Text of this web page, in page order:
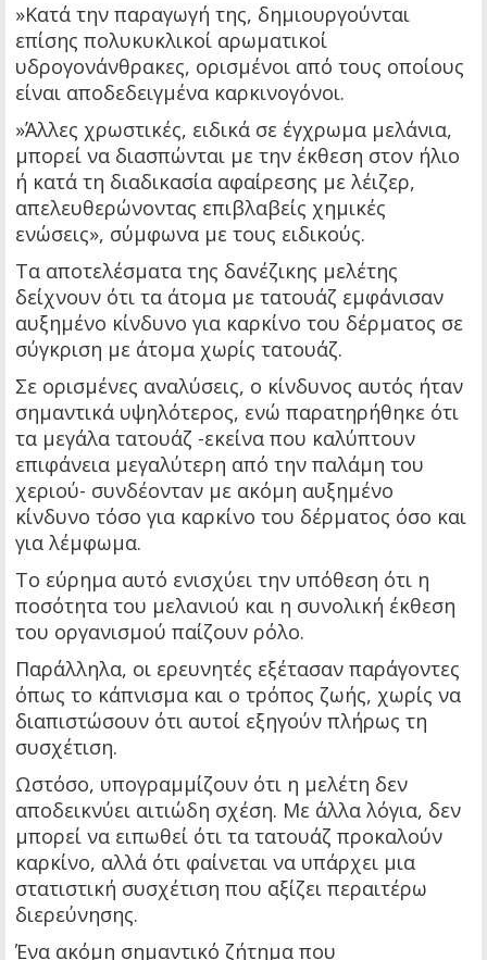
»Κατά την παραγωγή της, δημιουργούνται
επίσης πολυκυκλικοί αρωματικοί
υδρογονάνθρακες, ορισμένοι από τους οποίους
είναι αποδεδειγμένα καρκινογόνοι.
»Άλλες χρωστικές, ειδικά σε έγχρωμα μελάνια,
μπορεί να διασπώνται με την έκθεση στον ήλιο
ή κατά τη διαδικασία αφαίρεσης με λέιζερ,
απελευθερώνοντας επιβλαβείς χημικές
ενώσεις», σύμφωνα με τους ειδικούς.
Τα αποτελέσματα της δανέζικης μελέτης
δείχνουν ότι τα άτομα με τατουάζ εμφάνισαν
αυξημένο κίνδυνο για καρκίνο του δέρματος σε
σύγκριση με άτομα χωρίς τατουάζ.
Σε ορισμένες αναλύσεις, ο κίνδυνος αυτός ήταν
σημαντικά υψηλότερος, ενώ παρατηρήθηκε ότι
τα μεγάλα τατουάζ -εκείνα που καλύπτουν
επιφάνεια μεγαλύτερη από την παλάμη του
χεριού- συνδέονταν με ακόμη αυξημένο
κίνδυνο τόσο για καρκίνο του δέρματος όσο και
για λέμφωμα.
Το εύρημα αυτό ενισχύει την υπόθεση ότι η
ποσότητα του μελανιού και η συνολική έκθεση
του οργανισμού παίζουν ρόλο.
Παράλληλα, οι ερευνητές εξέτασαν παράγοντες
όπως το κάπνισμα και ο τρόπος ζωής, χωρίς να
διαπιστώσουν ότι αυτοί εξηγούν πλήρως τη
συσχέτιση.
Ωστόσο, υπογραμμίζουν ότι η μελέτη δεν
αποδεικνύει αιτιώδη σχέση. Με άλλα λόγια, δεν
μπορεί να ειπωθεί ότι τα τατουάζ προκαλούν
καρκίνο, αλλά ότι φαίνεται να υπάρχει μια
στατιστική συσχέτιση που αξίζει περαιτέρω
διερεύνησης.
Ένα ακόμη σημαντικό ζήτημα που